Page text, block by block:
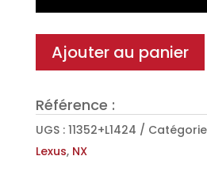
toit
Black
en
Aluminium
Ajouter au panier
Référence :
UGS : 11352+L1424
Lexus, NX